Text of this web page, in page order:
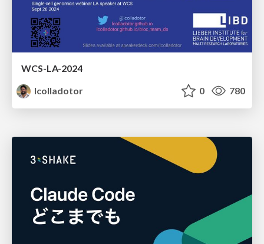
WCS-LA-2024
lcolladotor
0 780